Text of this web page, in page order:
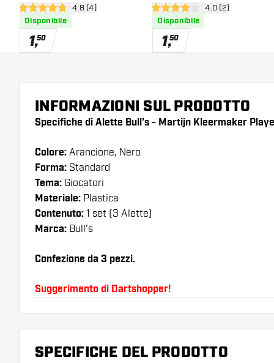
apri pannello recensioni
4.8 stelle di valutazione
4.8 (4)
Disponibile
1,50
apri pannello
4 stelle di valutazione
4.0 (2)
Disponibile
1,50
INFORMAZIONI SUL PRODOTTO
Specifiche di Alette Bull's - Martijn Kleermaker
Colore: Arancione, Nero
Forma: Standard
Tema: Giocatori
Materiale: Plastica
Contenuto: 1 set (3 Alette)
Marca: Bull's
Confezione da 3 pezzi.
Suggerimento di Dartshopper!
Assicuratevi di avere a portata di mano un gran
astine. Questi possono danneggiarsi o rompersi
SPECIFICHE DEL PRODOTTO